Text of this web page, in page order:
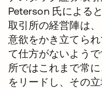
Peterson 氏による
取引所の経営陣は
意欲をかき立てら
て仕方がないよう
所ではこれまで常
をリードし、その